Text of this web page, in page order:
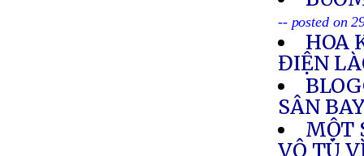
-- posted on
HOA
ĐIỆN
SÂN
MỘT
VÔ TÙ